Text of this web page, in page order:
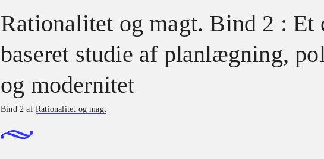
Rationalitet og magt. Bind 2 : Et
baseret studie af planlægning,
og modernitet
Bind 2 afRationalitet og magt